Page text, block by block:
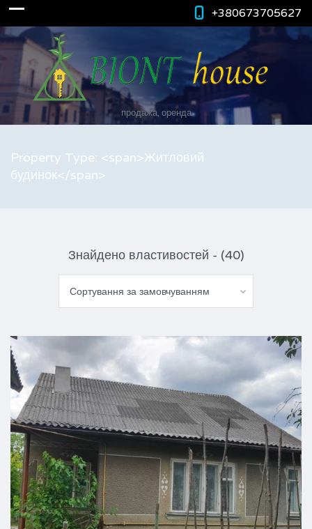
+380673705627
продажа, оренда
Property Type: <span>Житловий
будинок</span>
Знайдено властивостей - (40)
Сортування за замовчуванням